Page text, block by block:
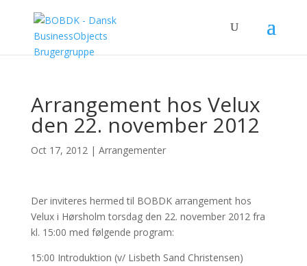
Arrangement hos Velux
den 22. november 2012
Oct 17, 2012| Arrangementer
Der inviteres hermed til BOBDK arrangement hos
Velux i Hørsholm torsdag den 22. november 2012 fra
kl. 15:00 med følgende program:
15:00 Introduktion (v/ Lisbeth Sand Christensen)